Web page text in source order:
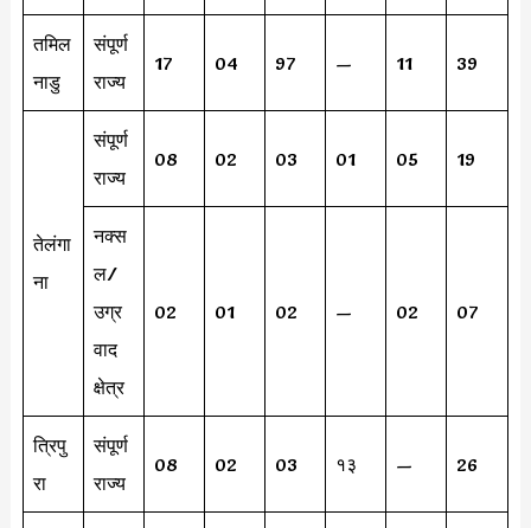
तमिल
नाडु
संपूर्ण
राज्य
17 04 97 — 11 39
तेलंगा
ना
संपूर्ण
राज्य
08 02 03 01 05 19
नक्स
ल/
उग्र
वाद
क्षेत्र
02 01 02 — 02 07
त्रिपु
रा
संपूर्ण
राज्य
08 02 03 १३ — 26